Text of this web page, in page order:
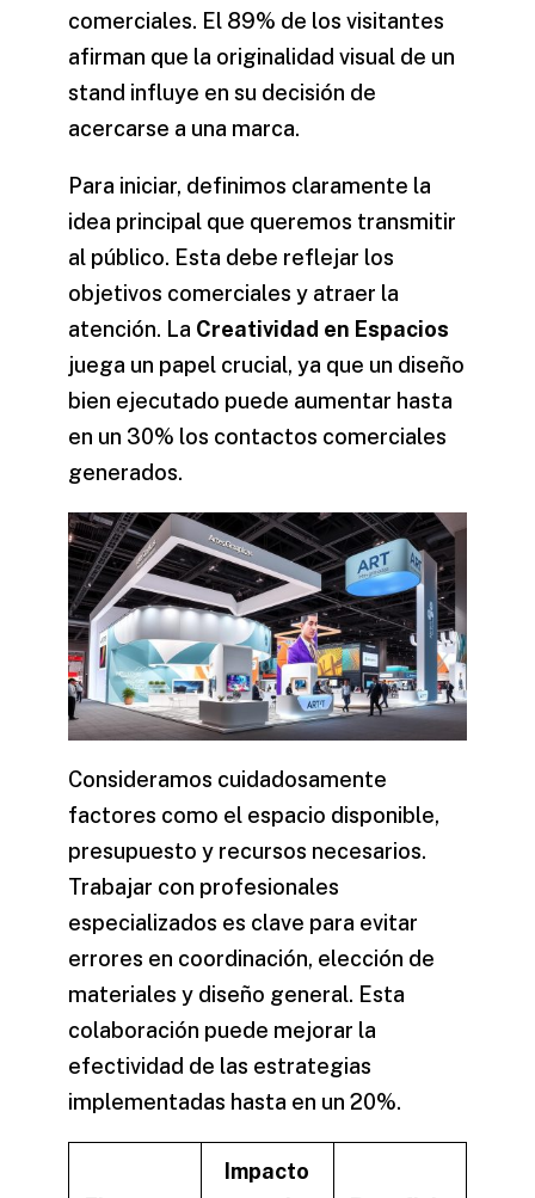
comerciales. El 89% de los visitantes
afirman que la originalidad visual de un
stand influye en su decisión de
acercarse a una marca.
Para iniciar, definimos claramente la
idea principal que queremos transmitir
al público. Esta debe reflejar los
objetivos comerciales y atraer la
atención. La Creatividad en Espacios
juega un papel crucial, ya que un diseño
bien ejecutado puede aumentar hasta
en un 30% los contactos comerciales
generados.
Consideramos cuidadosamente
factores como el espacio disponible,
presupuesto y recursos necesarios.
Trabajar con profesionales
especializados es clave para evitar
errores en coordinación, elección de
materiales y diseño general. Esta
colaboración puede mejorar la
efectividad de las estrategias
implementadas hasta en un 20%.
Impacto